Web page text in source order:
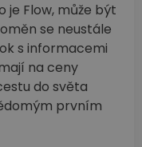
je Flow, může být
se neustále
s informacemi
na ceny
do světa
prvním